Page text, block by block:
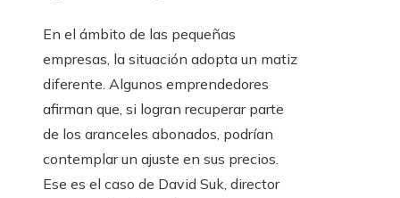
En el ámbito de las pequeñas
empresas, la situación adopta un matiz
diferente. Algunos emprendedores
afirman que, si logran recuperar parte
de los aranceles abonados, podrían
contemplar un ajuste en sus precios.
Ese es el caso de David Suk, director